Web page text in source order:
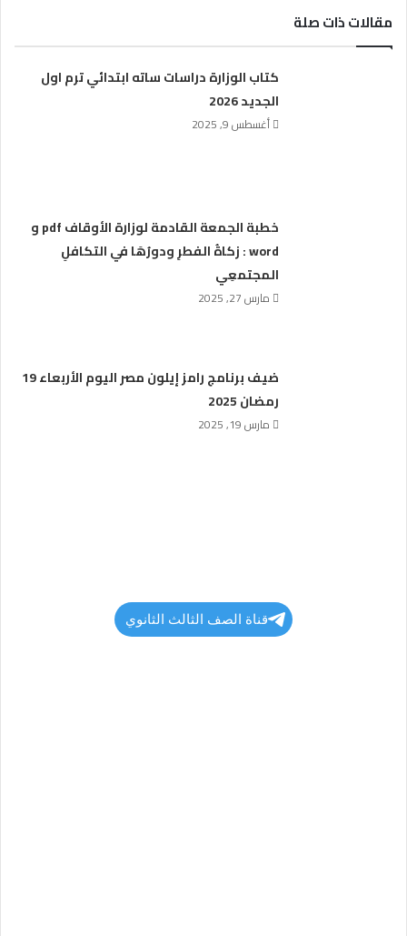
مقالات ذات صلة
كتاب الوزارة دراسات ساته ابتدائي ترم اول
الجديد 2026
أغسطس 9, 2025
خطبة الجمعة القادمة لوزارة الأوقاف pdf و
word : زكاةُ الفطرِ ودورُهَا في التكافلِ
المجتمعِي
مارس 27, 2025
ضيف برنامج رامز إيلون مصر اليوم الأربعاء 19
رمضان 2025
مارس 19, 2025
قناة الصف الثالث الثانوي